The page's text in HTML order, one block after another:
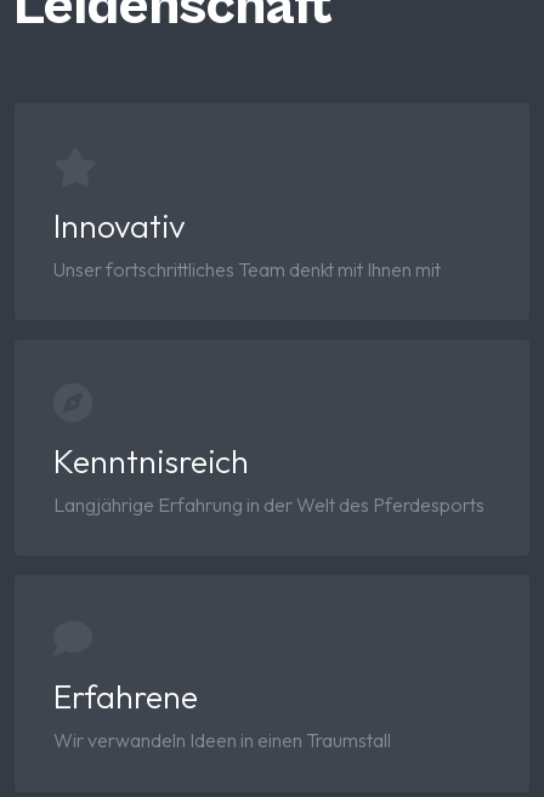
Innovativ
Unser fortschrittliches Team denkt mit Ihnen mit
Kenntnisreich
Langjährige Erfahrung in der Welt des Pferdesports
Erfahrene
Wir verwandeln Ideen in einen Traumstall